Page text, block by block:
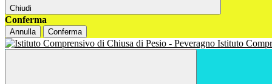
Chiudi
Conferma
Annulla Conferma
Istituto